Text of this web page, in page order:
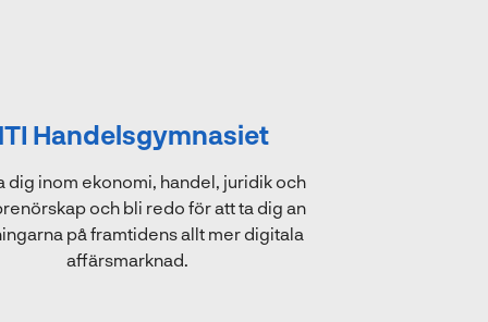
Handelsgymnasiet
dig inom ekonomi, handel, juridik och
och bli redo för att ta dig an
på framtidens allt mer digitala
affärsmarknad.